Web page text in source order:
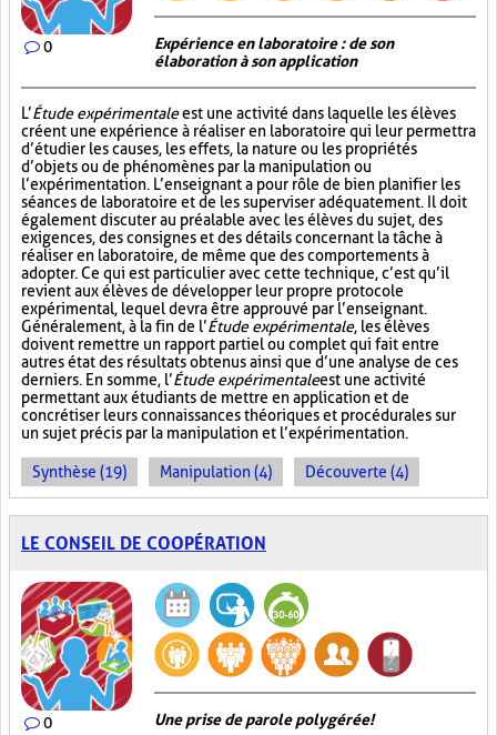
0
Expérience en laboratoire : de son
élaboration à son application
L’Étude expérimentaleest une activité dans laquelle les élèves
créent une expérience à réaliser en laboratoire qui leur permettra
d’étudier les causes, les effets, la nature ou les propriétés
d’objets ou de phénomènes par la manipulation ou
l’expérimentation. L’enseignant a pour rôle de bien planifier les
séances de laboratoire et de les superviser adéquatement. Il doit
également discuter au préalable avec les élèves du sujet, des
exigences, des consignes et des détails concernant la tâche à
réaliser en laboratoire, de même que des comportements à
adopter. Ce qui est particulier avec cette technique, c’est qu’il
revient aux élèves de développer leur propre protocole
expérimental, lequel devra être approuvé par l’enseignant.
Généralement, à la fin de l’Étude expérimentale, les élèves
doivent remettre un rapport partiel ou complet qui fait entre
autres état des résultats obtenus ainsi que d’une analyse de ces
derniers. En somme, l’Étude expérimentaleest une activité
permettant aux étudiants de mettre en application et de
concrétiser leurs connaissances théoriques et procédurales sur
un sujet précis par la manipulation et l’expérimentation.
Synthèse (19) Manipulation (4) Découverte (4)
LE CONSEIL DE COOPÉRATION
0 Une prise de parole polygérée!